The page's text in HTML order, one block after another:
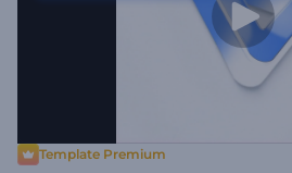
Template Premium